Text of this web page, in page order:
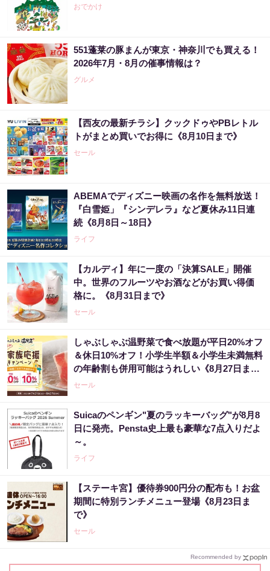
おでかけ
551蓬莱の豚まんが東京・神奈川でも買える！
2026年7月・8月の催事情報は？
グルメ
【西友の最新チラシ】クックドゥやPBレトル
トがまとめ買いでお得に《8月10日まで》
セール
ABEMAでディズニー映画の名作を無料放送！
『白雪姫」『シンデレラ』など夏休み11日連
続《8月8日～18日》
ライフ
【カルディ】年に一度の「決算SALE」開催
中。世界のフルーツやお酒などがお買い得価
格に。《8月31日まで》
セール
しゃぶしゃぶ温野菜で食べ放題が平日20%オフ
＆休日10%オフ！小学生半額＆小学生未満無料
の年齢割も併用可能はうれしい《8月27日ま
で》
セール
Suicaのペンギン"夏のラッキーバッグ"が8月8
日に発売。Pensta史上最も豪華な7点入りだよ
～。
ライフ
【ステーキ宮】優待券900円分の配布も！お盆
期間に特別ランチメニュー登場《8月23日ま
で》
セール
Recommended by